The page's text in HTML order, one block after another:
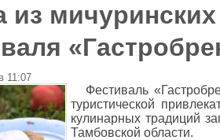
мичуринских
11:07
Фестиваль
туристической
кулинарных традиций
Тамбовской области.